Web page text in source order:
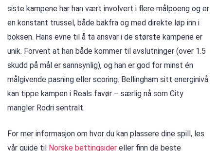
siste kampene har han vært involvert i flere målpoeng og er
en konstant trussel, både bakfra og med direkte løp inn i
boksen. Hans evne til å ta ansvar i de største kampene er
unik. Forvent at han både kommer til avslutninger (over 1.5
skudd på mål er sannsynlig), og han er god for minst én
målgivende pasning eller scoring. Bellingham sitt energinivå
kan tippe kampen i Reals favør – særlig nå som City
mangler Rodri sentralt.
For mer informasjon om hvor du kan plassere dine spill, les
vår guide til Norske bettingsider eller finn de beste